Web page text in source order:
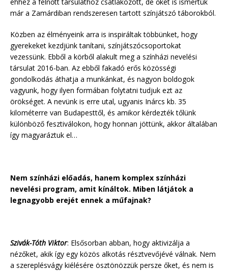
már a Zamárdiban rendszeresen tartott színjátszó táborokból.
Közben az élményeink arra is inspiráltak többünket, hogy
gyerekeket kezdjünk tanítani, színjátszócsoportokat
vezessünk. Ebből a körből alakult meg a színházi nevelési
társulat 2016-ban. Az ebből fakadó erős közösségi
gondolkodás áthatja a munkánkat, és nagyon boldogok
vagyunk, hogy ilyen formában folytatni tudjuk ezt az
örökséget. A nevünk is erre utal, ugyanis Inárcs kb. 35
kilométerre van Budapesttől, és amikor kérdezték tőlünk
különböző fesztiválokon, hogy honnan jöttünk, akkor általában
így magyaráztuk el…
Nem színházi előadás, hanem komplex színházi
nevelési program, amit kínáltok. Miben látjátok a
legnagyobb erejét ennek a műfajnak?
Szivák-Tóth Viktor: Elsősorban abban, hogy aktivizálja a
nézőket, akik így egy közös alkotás résztvevőjévé válnak. Nem
a szereplésvágy kiélésére ösztönözzük persze őket, és nem is